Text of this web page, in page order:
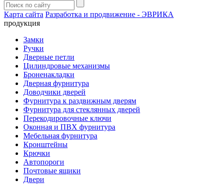
Карта сайта Разработка и продвижение - ЭВРИКА
продукция
Замки
Ручки
Дверные петли
Цилиндровые механизмы
Броненакладки
Дверная фурнитура
Доводчики дверей
Фурнитура к раздвижным дверям
Фурнитура для стеклянных дверей
Перекодировочные ключи
Оконная и ПВХ фурнитура
Мебельная фурнитура
Кронштейны
Крючки
Автопороги
Почтовые ящики
Двери